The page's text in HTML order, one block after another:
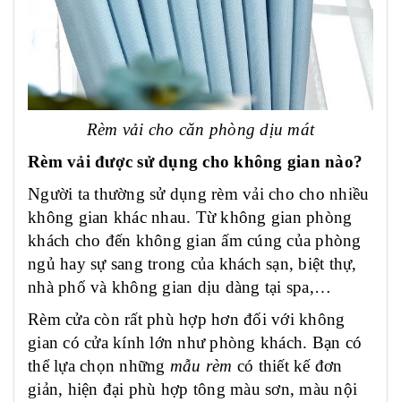
Rèm vải cho căn phòng dịu mát
Rèm vải được sử dụng cho không gian nào?
Người ta thường sử dụng rèm vải cho cho nhiều
không gian khác nhau. Từ không gian phòng
khách cho đến không gian ấm cúng của phòng
ngủ hay sự sang trong của khách sạn, biệt thự,
nhà phố và không gian dịu dàng tại spa,…
Rèm cửa còn rất phù hợp hơn đối với không
gian có cửa kính lớn như phòng khách. Bạn có
thể lựa chọn những mẫu rèm có thiết kế đơn
giản, hiện đại phù hợp tông màu sơn, màu nội